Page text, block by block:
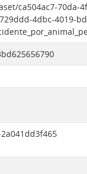
ca504ac7-70da-
4dbc-4019-